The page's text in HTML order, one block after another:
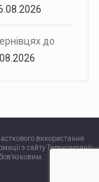
до
використання
з сайту Телекомпанії